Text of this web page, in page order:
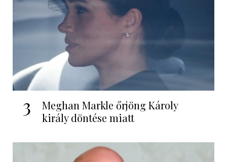
3
Meghan Markle őrjöng Károly
király döntése miatt